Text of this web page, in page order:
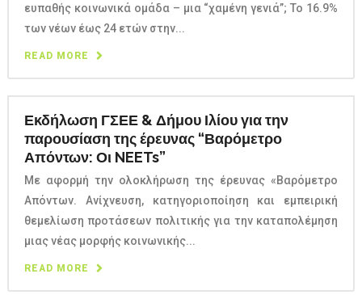
ευπαθής κοινωνικά ομάδα – μια “χαμένη γενιά”; Το 16.9%
των νέων έως 24 ετών στην...
READ MORE
Εκδήλωση ΓΣΕΕ & Δήμου Ιλίου για την
παρουσίαση της έρευνας “Βαρόμετρο
Απόντων: Οι NEETs”
Με αφορμή την ολοκλήρωση της έρευνας «Βαρόμετρο
Απόντων. Ανίχνευση, κατηγοριοποίηση και εμπειρική
θεμελίωση προτάσεων πολιτικής για την καταπολέμηση
μιας νέας μορφής κοινωνικής...
READ MORE